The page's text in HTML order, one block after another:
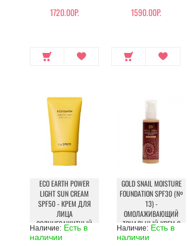
1720.00Р. 1590.00Р.
ECO EARTH POWER
LIGHT SUN CREAM
SPF50 - КРЕМ ДЛЯ
ЛИЦА
СОЛНЦЕЗАЩИТНЫЙ
Наличие: Есть в
наличии
GOLD SNAIL MOISTURE
FOUNDATION SPF30 (№
13) -
ОМОЛАЖИВАЮЩИЙ
ТОНАЛЬНЫЙ КРЕМ С
МУЦИНОМ УЛИТКИ
Наличие: Есть в
наличии